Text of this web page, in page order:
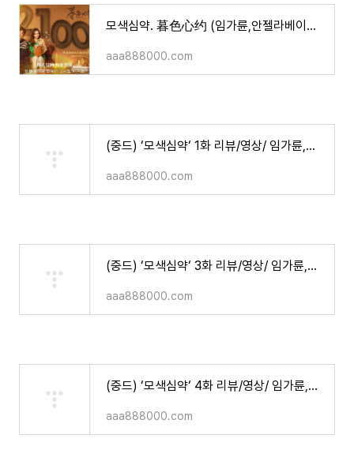
모색심약. 暮色心约 (임가륜,안젤라베이비 주연/줄거리.등장인물.영상)
aaa888000.com
(중드) ‘모색심약‘ 1화 리뷰/영상/ 임가륜,안젤라베이비 주연
aaa888000.com
(중드) ‘모색심약‘ 3화 리뷰/영상/ 임가륜,안젤라베이비 주연
aaa888000.com
(중드) ‘모색심약‘ 4화 리뷰/영상/ 임가륜,안젤라베이비 주연
aaa888000.com